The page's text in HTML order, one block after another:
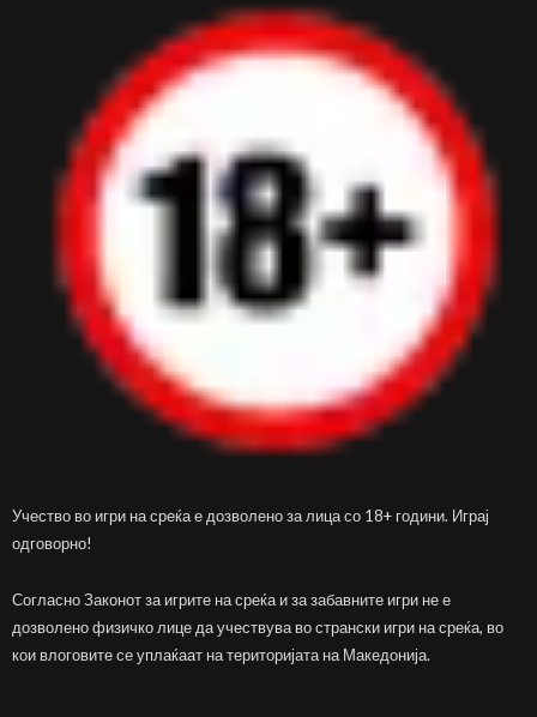
Учество во игри на среќа е дозволено за лица со 18+ години. Играј
одговорно!
Согласно Законот за игрите на среќа и за забавните игри не е
дозволено физичко лице да учествува во странски игри на среќа, во
кои влоговите се уплаќаат на територијата на Македонија.